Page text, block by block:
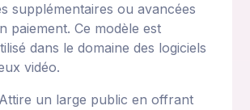
supplémentaires ou avancées
paiement. Ce modèle est
dans le domaine des logiciels
vidéo.
un large public en offrant